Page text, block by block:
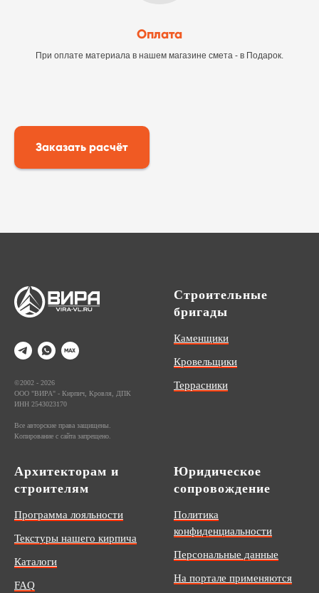
Оплата
При оплате материала в нашем магазине смета - в Подарок.
Заказать расчёт
©2002 - 2026
ООО "ВИРА" - Кирпич, Кровля, ДПК
ИНН 2543023170
Все авторские права защищены.
Копирование с сайта запрещено.
Строительные
бригады
Каменщики
Кровельщики
Террасники
Архитекторам и
строителям
Программа лояльности
Текстуры нашего кирпича
Каталоги
FAQ
Юридическое
сопровождение
Политика
конфиденциальности
Персональные данные
На портале применяются